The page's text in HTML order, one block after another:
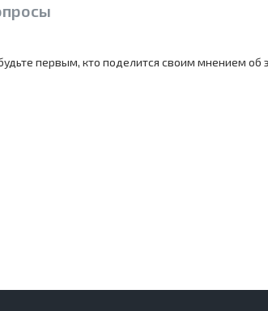
первым, кто поделится своим мнением об